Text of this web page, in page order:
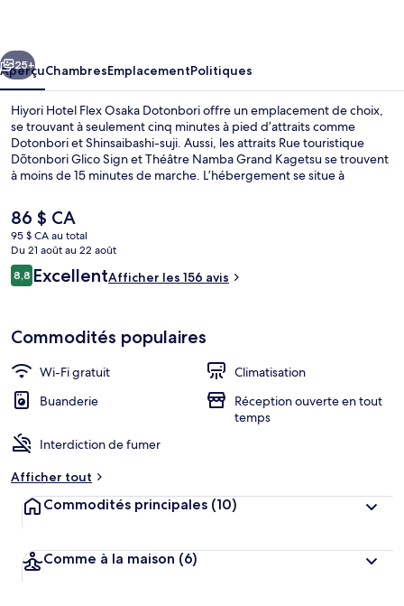
Osaka
Dotonbori
Suivant
25+
AperçuChambresEmplacementPolitiques
Hiyori Hotel Flex Osaka Dotonbori offre un emplacement de choix,
se trouvant à seulement cinq minutes à pied d’attraits comme
Dotonbori et Shinsaibashi-suji. Aussi, les attraits Rue touristique
Dōtonbori Glico Sign et Théâtre Namba Grand Kagetsu se trouvent
à moins de 15 minutes de marche. L’hébergement se situe à
Namba se trouve à 6 minutes et Station de métro Shinsaibashi est
à 8 minutes.
Le
prix
actuel
est
de 86 $ CA
86 $ CA
95 $ CA au total
Du 21 août au 22 août
Avis
8,88,8 sur 10 –
ExcellentAfficher les 156 avis
Commodités populaires
Wi-Fi gratuit
Climatisation
Buanderie
Réception ouverte en tout
temps
Interdiction de fumer
Afficher tout
Commodités principales (10)
Comme à la maison (6)